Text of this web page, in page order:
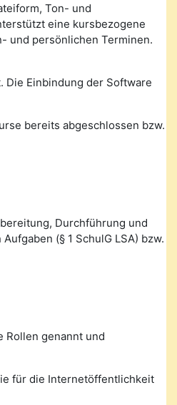
Ton- und
eine kursbezogene
und persönlichen Terminen.
Einbindung der Software
bereits abgeschlossen bzw.
Durchführung und
(§ 1 SchulG LSA) bzw.
Rollen genannt und
für die Internetöffentlichkeit